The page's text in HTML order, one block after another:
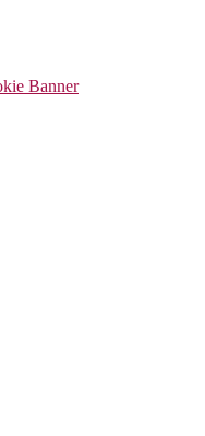
Banner